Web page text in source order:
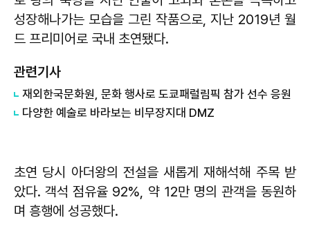
성장해나가는 모습을 그린 작품으로, 지난 2019년 월
드 프리미어로 국내 초연됐다.
관련기사
재외한국문화원, 문화 행사로 도쿄패럴림픽 참가 선수 응원
다양한 예술로 바라보는 비무장지대 DMZ
초연 당시 아더왕의 전설을 새롭게 재해석해 주목 받
았다. 객석 점유율 92%, 약 12만 명의 관객을 동원하
며 흥행에 성공했다.